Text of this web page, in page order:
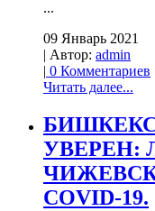
...
09 Январь 2021
| Автор: admin
| 0 Комментариев
Читать далее...
УВЕРЕН:
COVID-19.